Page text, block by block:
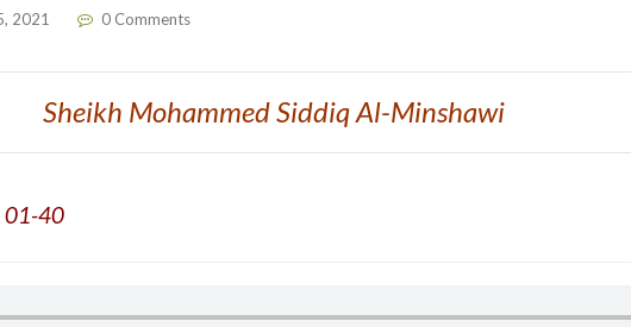
2021 0 Comments
Sheikh Mohammed Siddiq Al-Minshawi
01-40